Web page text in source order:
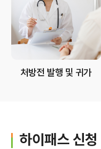
처방전 발행 및 귀가
하이패스 신청